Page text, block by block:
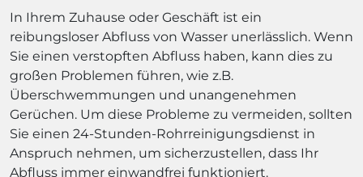
In Ihrem Zuhause oder Geschäft ist ein
reibungsloser Abfluss von Wasser unerlässlich. Wenn
Sie einen verstopften Abfluss haben, kann dies zu
großen Problemen führen, wie z.B.
Überschwemmungen und unangenehmen
Gerüchen. Um diese Probleme zu vermeiden, sollten
Sie einen 24-Stunden-Rohrreinigungsdienst in
Anspruch nehmen, um sicherzustellen, dass Ihr
Abfluss immer einwandfrei funktioniert.